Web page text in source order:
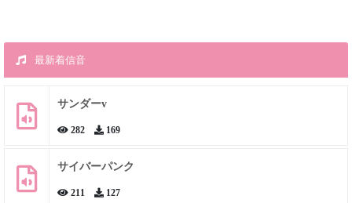
最新着信音
サンダーv
282 169
サイバーパンク
211 127